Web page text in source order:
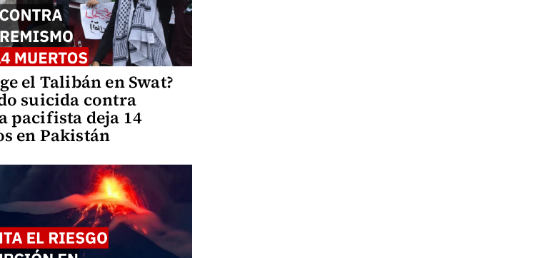
el Talibán en Swat?
suicida contra
pacifista deja 14
en Pakistán